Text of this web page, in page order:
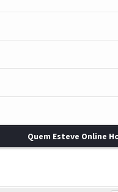
Quem Esteve Online